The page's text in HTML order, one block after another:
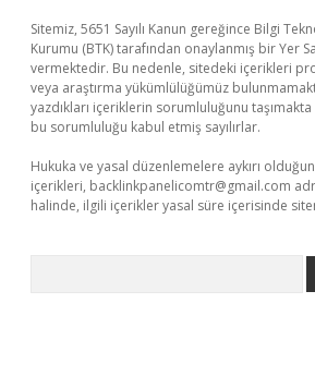
Sitemiz, 5651 Sayılı Kanun gereğince Bilgi
Kurumu (BTK) tarafından onaylanmış bir Yer
vermektedir. Bu nedenle, sitedeki içerikleri
veya araştırma yükümlülüğümüz
yazdıkları içeriklerin sorumluluğunu
bu sorumluluğu kabul etmiş sayılırlar.
Hukuka ve yasal düzenlemelere aykırı
içerikleri, backlinkpanelicomtr@gmail.com
halinde, ilgili içerikler yasal süre içerisinde